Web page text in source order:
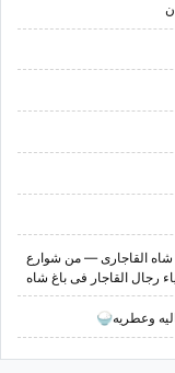
شاه القاجاری — من شوارع
رجال القاجار فی باغ شاه
وعطریه🍚